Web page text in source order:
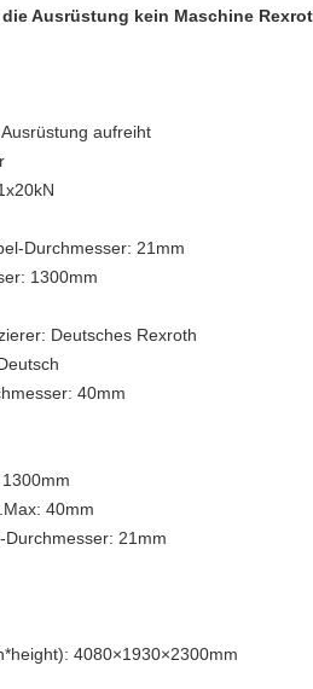
die Ausrüstung kein Maschine
aufreiht
Durchmesser: 21mm
1300mm
Deutsches Rexroth
40mm
40mm
Durchmesser: 21mm
4080×1930×2300mm